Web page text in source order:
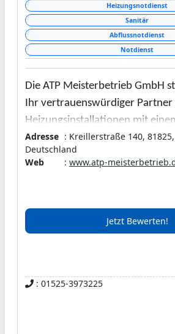
Heizungsnotdienst
Sanitär
Abflussnotdienst
Notdienst
Die ATP Meisterbetrieb GmbH
Ihr vertrauenswürdiger Partner
Heizungsinstallationen mit
24-Stunden-Heizungsnotdienst
Umgebung gerne zur
auf unsere meisterliche Qualität
qualifizierten Team setzen wir
Sanitär- und Heizungswünsche
Adresse : Kreillerstraße 140,
Deutschland
Web
: www.atp-
Jetzt Bewerten!
: 01525-3973225